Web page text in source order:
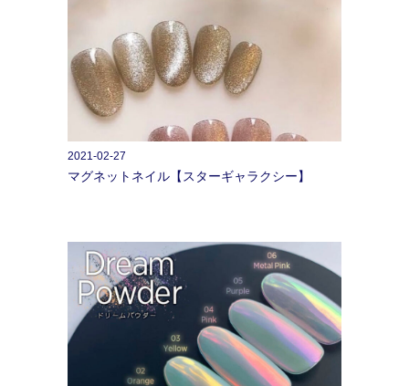
2021-02-27
マグネットネイル【スターギャラクシー】